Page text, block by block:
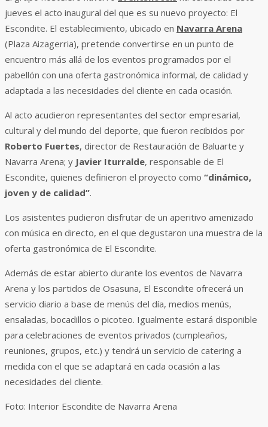
jueves el acto inaugural del que es su nuevo proyecto: El
Escondite. El establecimiento, ubicado en Navarra Arena
(Plaza Aizagerria), pretende convertirse en un punto de
encuentro más allá de los eventos programados por el
pabellón con una oferta gastronómica informal, de calidad y
adaptada a las necesidades del cliente en cada ocasión.
Al acto acudieron representantes del sector empresarial,
cultural y del mundo del deporte, que fueron recibidos por
Roberto Fuertes, director de Restauración de Baluarte y
Navarra Arena; y Javier Iturralde, responsable de El
Escondite, quienes definieron el proyecto como “dinámico,
joven y de calidad”.
Los asistentes pudieron disfrutar de un aperitivo amenizado
con música en directo, en el que degustaron una muestra de la
oferta gastronómica de El Escondite.
Además de estar abierto durante los eventos de Navarra
Arena y los partidos de Osasuna, El Escondite ofrecerá un
servicio diario a base de menús del día, medios menús,
ensaladas, bocadillos o picoteo. Igualmente estará disponible
para celebraciones de eventos privados (cumpleaños,
reuniones, grupos, etc.) y tendrá un servicio de catering a
medida con el que se adaptará en cada ocasión a las
necesidades del cliente.
Foto: Interior Escondite de Navarra Arena